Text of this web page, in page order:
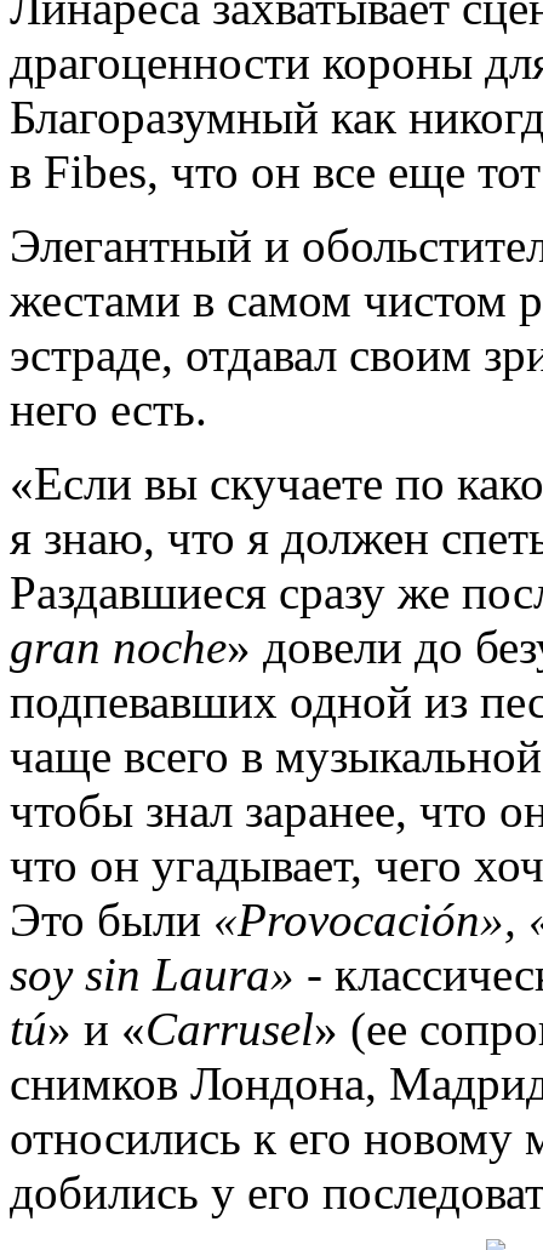
драгоценности короны
Благоразумный как
в Fibes, что он все еще
Элегантный и
жестами в самом чистом
эстраде, отдавал своим
него есть.
«Если вы скучаете по
я знаю, что я должен
Раздавшиеся сразу же
gran noche» довели до
подпевавших одной из
чаще всего в
чтобы знал заранее, что
что он угадывает, чего
Это были «Provocación»,
soy sin Laura» -
tú» и «Carrusel» (ее
снимков Лондона,
относились к его
добились у его